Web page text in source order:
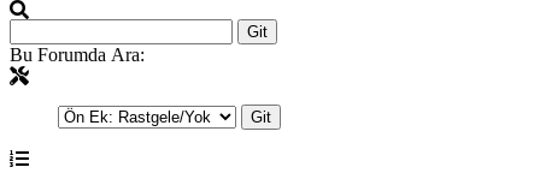
Bu Forumda Ara: